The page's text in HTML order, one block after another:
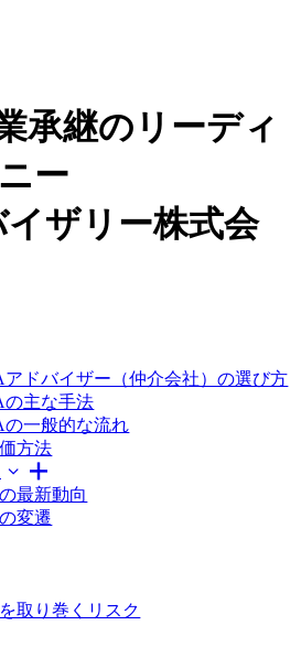
承継のリーディ
ー
ザリー株式会
ドバイザー（仲介会社）の選び方
主な手法
一般的な流れ
方法
最新動向
変遷
取り巻くリスク